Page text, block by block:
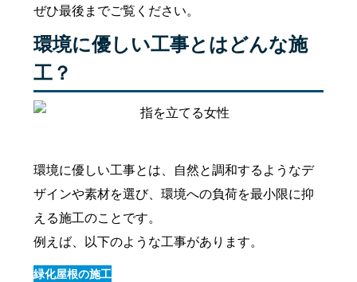
ぜひ最後までご覧ください。
環境に優しい工事とはどんな施
工？
環境に優しい工事とは、自然と調和するようなデ
ザインや素材を選び、環境への負荷を最小限に抑
える施工のことです。
例えば、以下のような工事があります。
緑化屋根の施工